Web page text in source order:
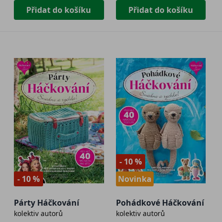
Přidat do košíku Přidat do košíku
- 10 %
Párty Háčkování
kolektiv autorů
- 10 %
Novinka
Pohádkové Háčkování
kolektiv autorů